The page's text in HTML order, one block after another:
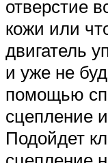
отверстие
кожи или
двигатель
и уже не
помощью
сцепление
Подойдет